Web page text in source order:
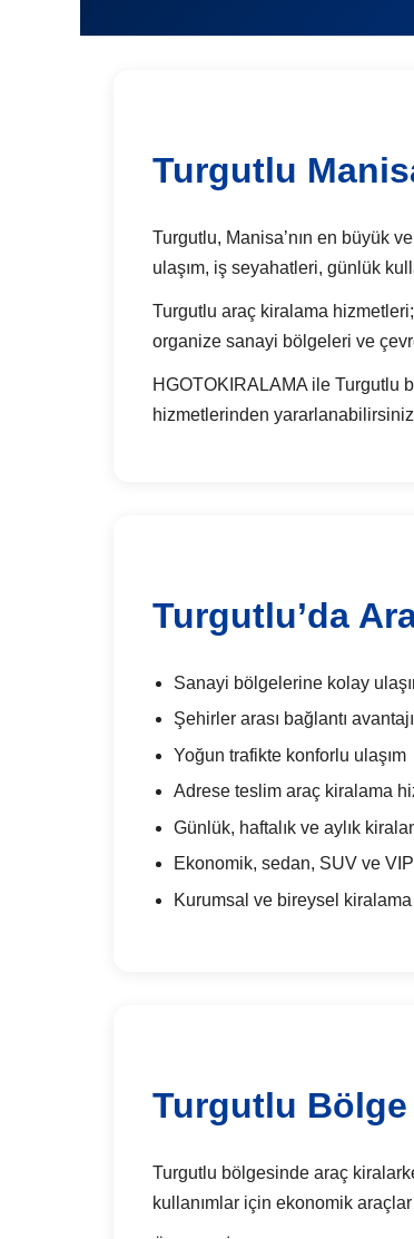
Turgutlu
Turgutlu, Manisa’nın en büyük
ulaşım, iş seyahatleri, günlük
Turgutlu araç kiralama
organize sanayi bölgeleri ve
HGOTOKIRALAMA ile Turgutlu
hizmetlerinden
Turgutlu’da
Sanayi bölgelerine kolay
Şehirler arası bağlantı avantajı
Yoğun trafikte konforlu ulaşım
Adrese teslim araç kiralama
Günlük, haftalık ve aylık
Ekonomik, sedan, SUV ve
Kurumsal ve bireysel
Turgutlu Bölge
Turgutlu bölgesinde araç
kullanımlar için ekonomik